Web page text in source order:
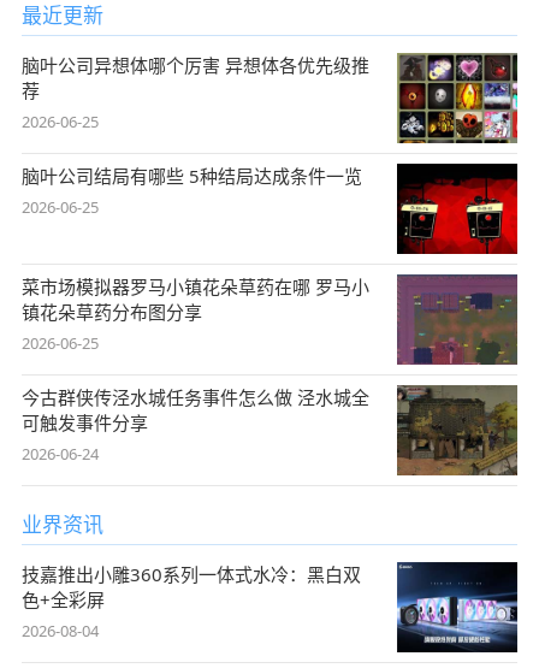
最近更新
脑叶公司异想体哪个厉害 异想体各优先级推
荐
2026-06-25
脑叶公司结局有哪些 5种结局达成条件一览
2026-06-25
菜市场模拟器罗马小镇花朵草药在哪 罗马小
镇花朵草药分布图分享
2026-06-25
今古群侠传泾水城任务事件怎么做 泾水城全
可触发事件分享
2026-06-24
业界资讯
技嘉推出小雕360系列一体式水冷：黑白双
色+全彩屏
2026-08-04